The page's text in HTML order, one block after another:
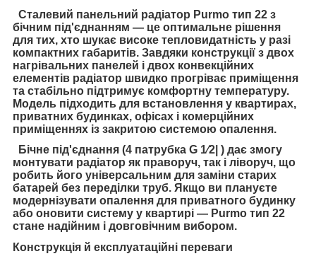
Сталевий панельний радіатор Purmo тип 22 з
бічним під'єднанням — це оптимальне рішення
для тих, хто шукає високе тепловидатність у разі
компактних габаритів. Завдяки конструкції з двох
нагрівальних панелей і двох конвекційних
елементів радіатор швидко прогріває приміщення
та стабільно підтримує комфортну температуру.
Модель підходить для встановлення у квартирах,
приватних будинках, офісах і комерційних
приміщеннях із закритою системою опалення.
Бічне під'єднання (4 патрубка G 1⁄2| ) дає змогу
монтувати радіатор як праворуч, так і ліворуч, що
робить його універсальним для заміни старих
батарей без переділки труб. Якщо ви плануєте
модернізувати опалення для приватного будинку
або оновити систему у квартирі — Purmo тип 22
стане надійним і довговічним вибором.
Конструкція й експлуатаційні переваги